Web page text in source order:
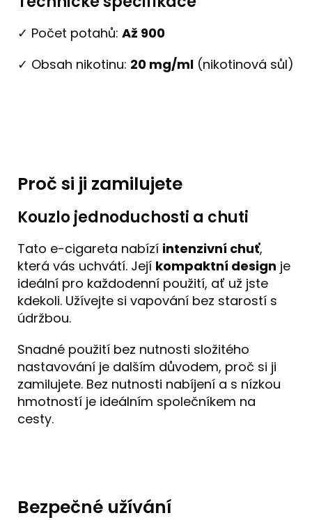
✓ Počet potahů: Až 900
✓ Obsah nikotinu: 20 mg/ml (nikotinová sůl)
Proč si ji zamilujete
Kouzlo jednoduchosti a chuti
Tato e-cigareta nabízí intenzivní chuť,
která vás uchvátí. Její kompaktní design je
ideální pro každodenní použití, ať už jste
kdekoli. Užívejte si vapování bez starostí s
údržbou.
Snadné použití bez nutnosti složitého
nastavování je dalším důvodem, proč si ji
zamilujete. Bez nutnosti nabíjení a s nízkou
hmotností je ideálním společníkem na
cesty.
Bezpečné užívání